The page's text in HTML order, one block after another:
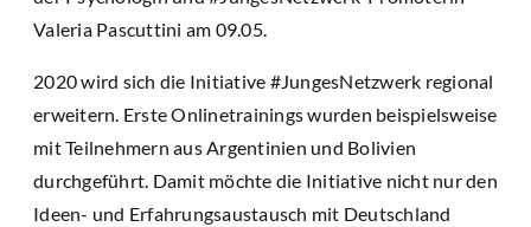
Valeria Pascuttini am 09.05.
2020 wird sich die Initiative #JungesNetzwerk regional
erweitern. Erste Onlinetrainings wurden beispielsweise
mit Teilnehmern aus Argentinien und Bolivien
durchgeführt. Damit möchte die Initiative nicht nur den
Ideen- und Erfahrungsaustausch mit Deutschland